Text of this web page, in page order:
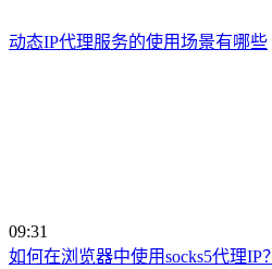
动态IP代理服务的使用场景有哪些
09:31
如何在浏览器中使用socks5代理IP？